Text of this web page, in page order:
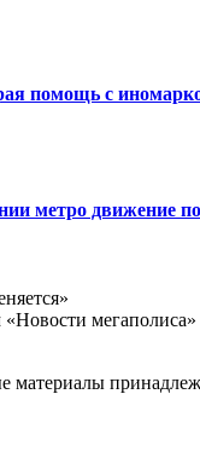
помощь с
метро движение
мегаполиса»